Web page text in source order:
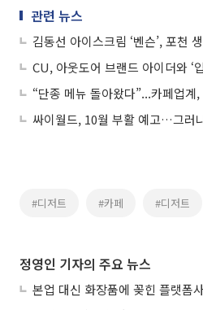
관련 뉴스
#디저트 #카페 #디저트
정영인 기자의 주요 뉴스